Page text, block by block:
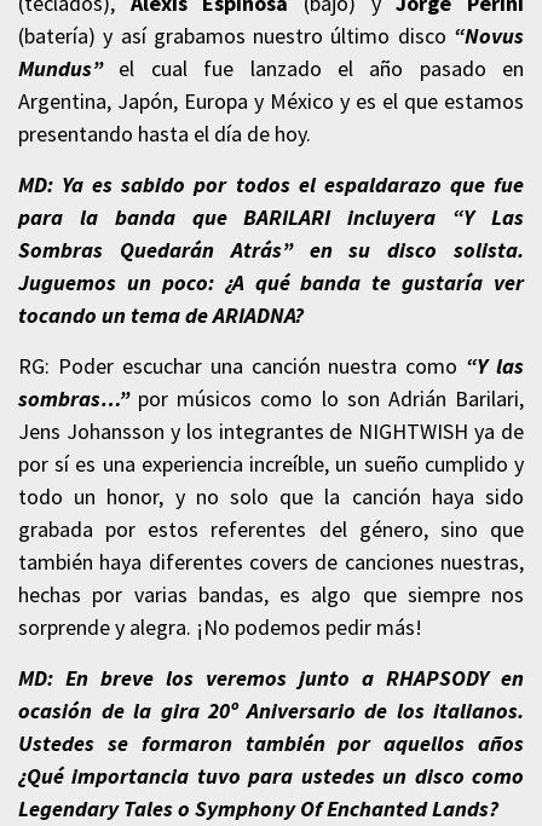
(batería) y así grabamos nuestro último disco “Novus
Mundus”el cual fue lanzado el año pasado en
Argentina, Japón, Europa y México y es el que estamos
presentando hasta el día de hoy.
MD: Ya es sabido por todos el espaldarazo que fue
para la banda que BARILARI incluyera “Y Las
Sombras Quedarán Atrás” en su disco solista.
Juguemos un poco: ¿A qué banda te gustaría ver
tocando un tema de ARIADNA?
RG: Poder escuchar una canción nuestra como “Y las
sombras…” por músicos como lo son Adrián Barilari,
Jens Johansson y los integrantes de NIGHTWISH ya de
por sí es una experiencia increíble, un sueño cumplido y
todo un honor, y no solo que la canción haya sido
grabada por estos referentes del género, sino que
también haya diferentes covers de canciones nuestras,
hechas por varias bandas, es algo que siempre nos
sorprende y alegra. ¡No podemos pedir más!
MD: En breve los veremos junto a RHAPSODY en
ocasión de la gira 20º Aniversario de los italianos.
Ustedes se formaron también por aquellos años
¿Qué importancia tuvo para ustedes un disco como
Legendary Tales o Symphony Of Enchanted Lands?